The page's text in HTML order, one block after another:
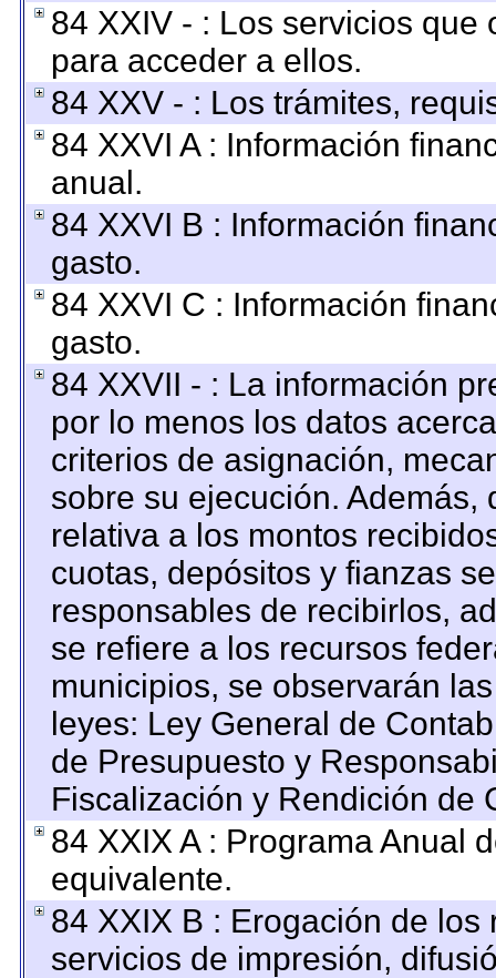
84 XXIV - : Los servicios
para acceder a ellos.
84 XXV - : Los trámites,
84 XXVI A : Información
anual.
84 XXVI B : Información
gasto.
84 XXVI C : Información
gasto.
84 XXVII - : La información
por lo menos los datos
criterios de asignación,
sobre su ejecución.
relativa a los montos
cuotas, depósitos y fianzas
responsables de recibirlos,
se refiere a los recursos
municipios, se observarán
leyes: Ley General de
de Presupuesto y
Fiscalización y Rendición de
84 XXIX A : Programa Anual
equivalente.
84 XXIX B : Erogación de
servicios de impresión,